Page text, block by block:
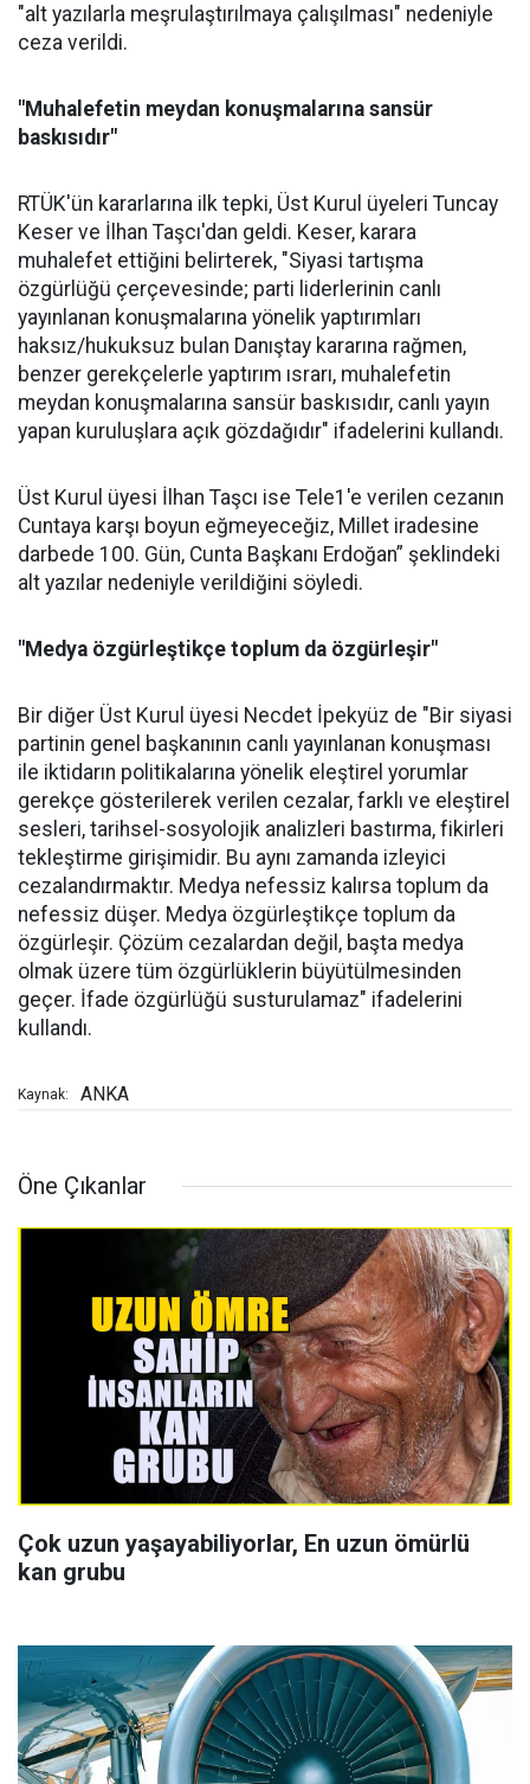
"alt yazılarla meşrulaştırılmaya çalışılması" nedeniyle
ceza verildi.
"Muhalefetin meydan konuşmalarına sansür
baskısıdır"
RTÜK'ün kararlarına ilk tepki, Üst Kurul üyeleri Tuncay
Keser ve İlhan Taşcı'dan geldi. Keser, karara
muhalefet ettiğini belirterek, "Siyasi tartışma
özgürlüğü çerçevesinde; parti liderlerinin canlı
yayınlanan konuşmalarına yönelik yaptırımları
haksız/hukuksuz bulan Danıştay kararına rağmen,
benzer gerekçelerle yaptırım ısrarı, muhalefetin
meydan konuşmalarına sansür baskısıdır, canlı yayın
yapan kuruluşlara açık gözdağıdır" ifadelerini kullandı.
Üst Kurul üyesi İlhan Taşcı ise Tele1'e verilen cezanın
Cuntaya karşı boyun eğmeyeceğiz, Millet iradesine
darbede 100. Gün, Cunta Başkanı Erdoğan” şeklindeki
alt yazılar nedeniyle verildiğini söyledi.
"Medya özgürleştikçe toplum da özgürleşir"
Bir diğer Üst Kurul üyesi Necdet İpekyüz de "Bir siyasi
partinin genel başkanının canlı yayınlanan konuşması
ile iktidarın politikalarına yönelik eleştirel yorumlar
gerekçe gösterilerek verilen cezalar, farklı ve eleştirel
sesleri, tarihsel-sosyolojik analizleri bastırma, fikirleri
tekleştirme girişimidir. Bu aynı zamanda izleyici
cezalandırmaktır. Medya nefessiz kalırsa toplum da
nefessiz düşer. Medya özgürleştikçe toplum da
özgürleşir. Çözüm cezalardan değil, başta medya
olmak üzere tüm özgürlüklerin büyütülmesinden
geçer. İfade özgürlüğü susturulamaz" ifadelerini
kullandı.
Kaynak: ANKA
Öne Çıkanlar
Çok uzun yaşayabiliyorlar, En uzun ömürlü
kan grubu